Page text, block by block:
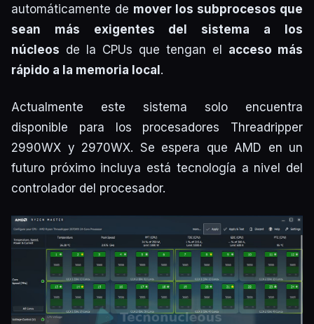
automáticamente de mover los subprocesos que
sean más exigentes del sistema a los
núcleos de la CPUs que tengan el acceso más
rápido a la memoria local.
Actualmente este sistema solo encuentra
disponible para los procesadores Threadripper
2990WX y 2970WX. Se espera que AMD en un
futuro próximo incluya está tecnología a nivel del
controlador del procesador.